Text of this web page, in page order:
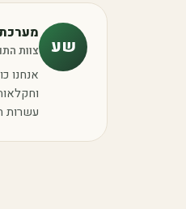
שע צוות
אנחנו
עשרות